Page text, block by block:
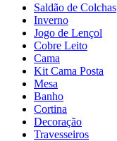
Saldão de Colchas
Inverno
Jogo de Lençol
Cobre Leito
Cama
Kit Cama Posta
Mesa
Banho
Cortina
Decoração
Travesseiros